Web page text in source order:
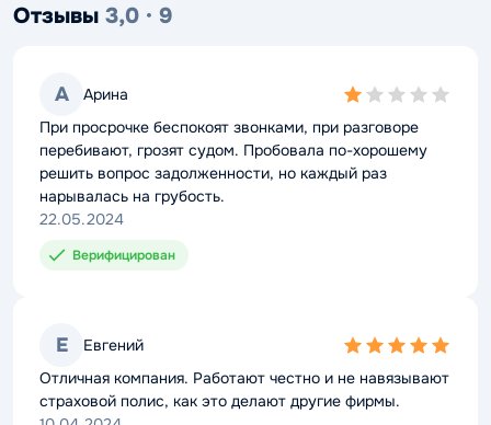
Отзывы 3,0 · 9
А Арина
1,0
rating
При просрочке беспокоят звонками, при разговоре
перебивают, грозят судом. Пробовала по-хорошему
решить вопрос задолженности, но каждый раз
нарывалась на грубость.
22.05.2024
Верифицирован
Е Евгений
5,0
rating
Отличная компания. Работают честно и не навязывают
страховой полис, как это делают другие фирмы.